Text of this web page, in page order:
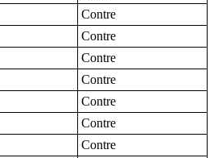
Contre
Contre
Contre
Contre
Contre
Contre
Contre